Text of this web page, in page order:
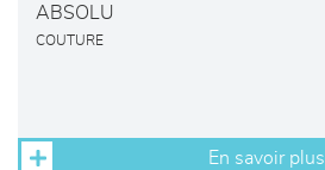
ABSOLU
COUTURE
En savoir plus